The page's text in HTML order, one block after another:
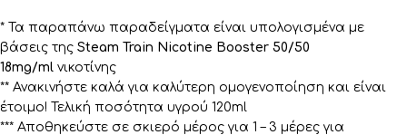
* Τα παραπάνω παραδείγματα είναι υπολογισμένα με
βάσεις της Steam Train Nicotine Booster 50/50
18mg/ml νικοτίνης
** Ανακινήστε καλά για καλύτερη ομογενοποίηση και είναι
έτοιμο! Τελική ποσότητα υγρού 120ml
*** Αποθηκεύστε σε σκιερό μέρος για 1 – 3 μέρες για